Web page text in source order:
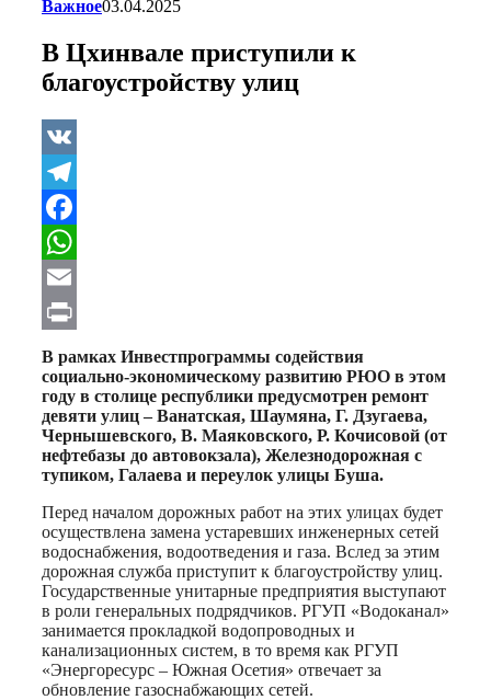
Важное03.04.2025
В Цхинвале приступили к
благоустройству улиц
VK
Telegram
Facebook
WhatsApp
Email
Print
В рамках Инвестпрограммы содействия
социально-экономическому развитию РЮО в этом
году в столице республики предусмотрен ремонт
девяти улиц – Ванатская, Шаумяна, Г. Дзугаева,
Чернышевского, В. Маяковского, Р. Кочисовой (от
нефтебазы до автовокзала), Железнодорожная с
тупиком, Галаева и переулок улицы Буша.
Перед началом дорожных работ на этих улицах будет
осуществлена замена устаревших инженерных сетей
водоснабжения, водоотведения и газа. Вслед за этим
дорожная служба приступит к благоустройству улиц.
Государственные унитарные предприятия выступают
в роли генеральных подрядчиков. РГУП «Водоканал»
занимается прокладкой водопроводных и
канализационных систем, в то время как РГУП
«Энергоресурс – Южная Осетия» отвечает за
обновление газоснабжающих сетей.